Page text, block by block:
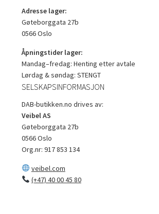
Adresse lager:
Gøteborggata 27b
0566 Oslo
Åpningstider lager:
Mandag–fredag: Henting etter avtale
Lørdag & søndag: STENGT
SELSKAPSINFORMASJON
DAB-butikken.no drives av:
Veibel AS
Gøteborggata 27b
0566 Oslo
Org.nr: 917 853 134
veibel.com
(+47) 40 00 45 80